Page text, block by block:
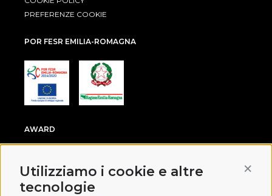
Utilizziamo i cookie e altre
tecnologie
PREFERENZE COOKIE
POR FESR EMILIA-ROMAGNA
AWARD